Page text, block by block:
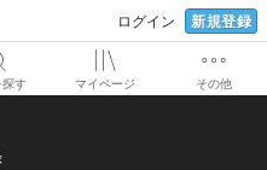
ログイン 新規登録
す マイページ その他